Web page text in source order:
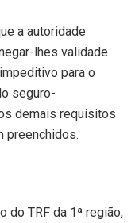
a autoridade
lhes validade
para o
seguro-
demais requisitos
preenchidos.
do TRF da 1ª região,